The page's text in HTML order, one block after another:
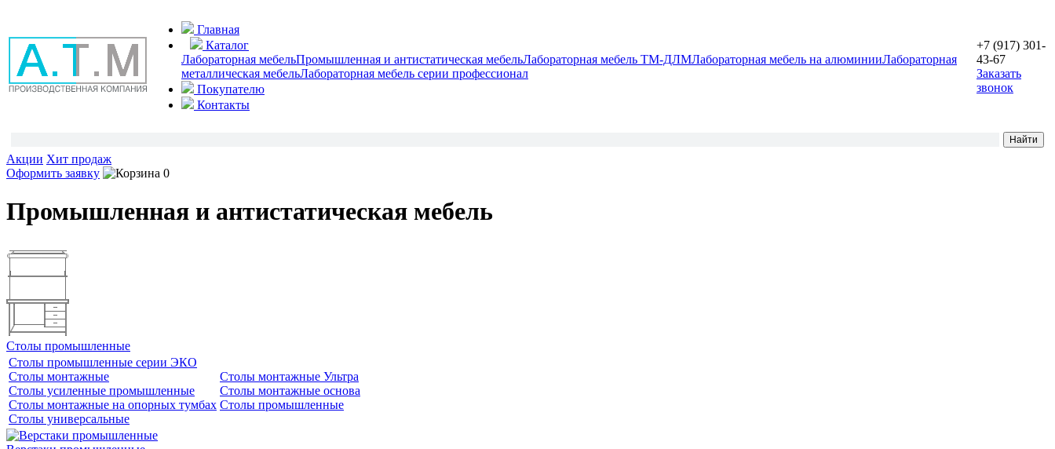
Главная
Каталог
Лабораторная мебельПромышленная и антистатическая мебельЛабораторная мебель ТМ-ДЛМЛабораторная мебель на алюминииЛабораторная
металлическая мебельЛабораторная мебель серии профессионал
Покупателю
Контакты
+7 (917) 301-
43-67
Заказать
звонок
Акции Хит продаж
Оформить заявку
0
Промышленная и антистатическая мебель
Столы промышленные
Столы промышленные серии ЭКО
Столы монтажные
Столы усиленные промышленные
Столы монтажные на опорных тумбах
Столы универсальные
Столы монтажные Ультра
Столы монтажные основа
Столы промышленные